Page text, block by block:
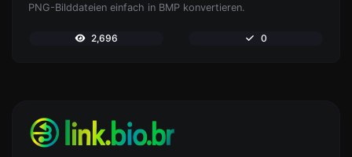
PNG-Bilddateien einfach in BMP konvertieren.
2,696 0